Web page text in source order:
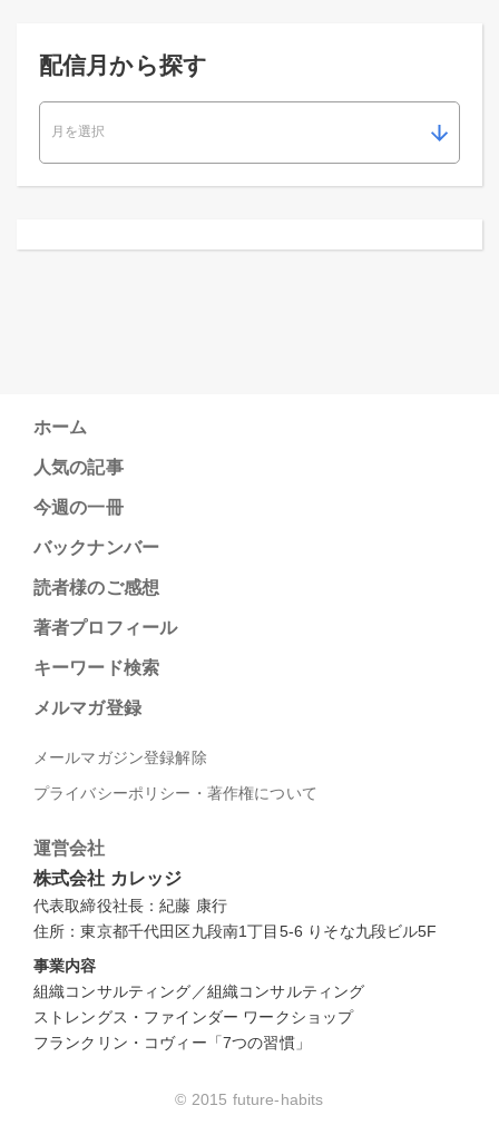
配信月から探す
ホーム
人気の記事
今週の一冊
バックナンバー
読者様のご感想
著者プロフィール
キーワード検索
メルマガ登録
メールマガジン登録解除
プライバシーポリシー・著作権について
運営会社
株式会社 カレッジ
代表取締役社長：紀藤 康行
住所：東京都千代田区九段南1丁目5-6 りそな九段ビル5F
事業内容
組織コンサルティング／組織コンサルティング
ストレングス・ファインダー ワークショップ
フランクリン・コヴィー「7つの習慣」
© 2015 future-habits